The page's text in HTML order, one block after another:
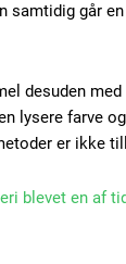
samtidig går
desuden
lysere farve
er ikke
blevet en af